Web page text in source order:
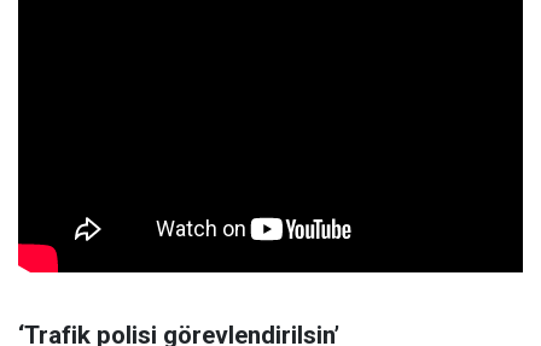
‘Trafik polisi görevlendirilsin’